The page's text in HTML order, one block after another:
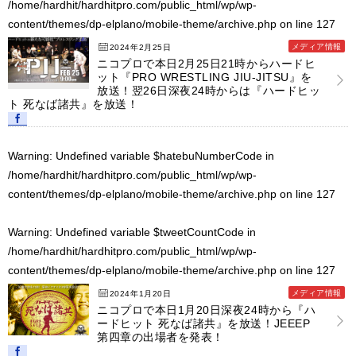
/home/hardhit/hardhitpro.com/public_html/wp/wp-
content/themes/dp-elplano/mobile-theme/archive.php on line 127
2024年2月25日 メディア情報
ニコプロで本日2月25日21時からハードヒ
ット『PRO WRESTLING JIU-JITSU』を
放送！翌26日深夜24時からは『ハードヒッ
ト 死なば諸共』を放送！
Warning: Undefined variable $hatebuNumberCode in
/home/hardhit/hardhitpro.com/public_html/wp/wp-
content/themes/dp-elplano/mobile-theme/archive.php on line 127
Warning: Undefined variable $tweetCountCode in
/home/hardhit/hardhitpro.com/public_html/wp/wp-
content/themes/dp-elplano/mobile-theme/archive.php on line 127
2024年1月20日 メディア情報
ニコプロで本日1月20日深夜24時から『ハ
ードヒット 死なば諸共』を放送！JEEEP
第四章の出場者を発表！